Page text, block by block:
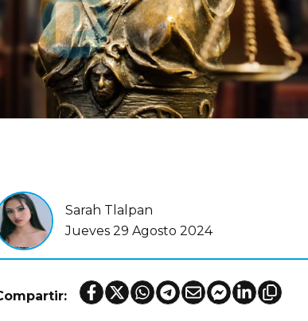
Sarah Tlalpan
Jueves 29 Agosto 2024